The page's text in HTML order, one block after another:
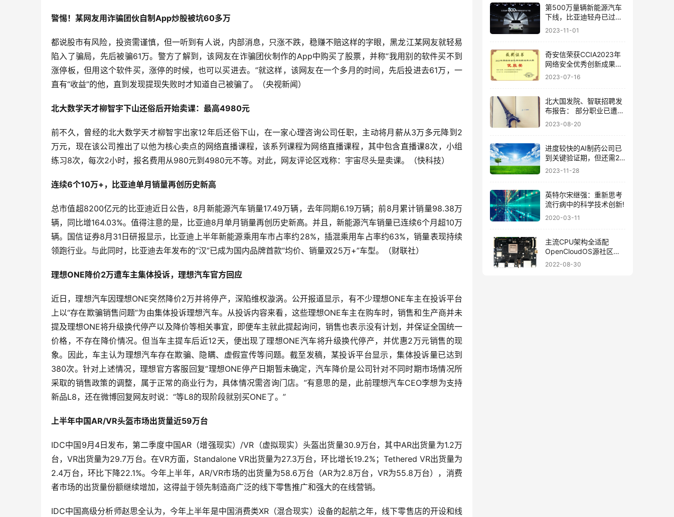
警惕！某网友用诈骗团伙自制App炒股被坑60多万
都说股市有风险，投资需谨慎，但一听到有人说，内部消息，只涨不跌，稳赚不赔这样的字眼，黑龙江某网友就轻易
陷入了骗局，先后被骗61万。警方了解到，该网友在诈骗团伙制作的App中购买了股票，并称“我用别的软件买不到
涨停板，但用这个软件买，涨停的时候，也可以买进去。”就这样，该网友在一个多月的时间，先后投进去61万，一
直有“收益”的他，直到发现提现失败时才知道自己被骗了。（央视新闻）
北大数学天才柳智宇下山还俗后开始卖课：最高4980元
前不久，曾经的北大数学天才柳智宇出家12年后还俗下山，在一家心理咨询公司任职，主动将月薪从3万多元降到2
万元，现在该公司推出了以他为核心卖点的网络直播课程，该系列课程为网络直播课程，其中包含直播课8次，小组
练习8次，每次2小时，报名费用从980元到4980元不等。对此，网友评论区戏称：宇宙尽头是卖课。（快科技）
连续6个10万+，比亚迪单月销量再创历史新高
总市值超8200亿元的比亚迪近日公告，8月新能源汽车销量17.49万辆，去年同期6.19万辆；前8月累计销量98.38万
辆，同比增164.03%。值得注意的是，比亚迪8月单月销量再创历史新高。并且，新能源汽车销量已连续6个月超10万
辆。国信证券8月31日研报显示，比亚迪上半年新能源乘用车市占率约28%，插混乘用车占率约63%，销量表现持续
领跑行业。与此同时，比亚迪去年发布的“汉”已成为国内品牌首款“均价、销量双25万+”车型。（财联社）
理想ONE降价2万遭车主集体投诉，理想汽车官方回应
近日，理想汽车因理想ONE突然降价2万并将停产，深陷维权漩涡。公开报道显示，有不少理想ONE车主在投诉平台
上以“存在欺骗销售问题”为由集体投诉理想汽车。从投诉内容来看，这些理想ONE车主在购车时，销售和生产商并未
提及理想ONE将升级换代停产以及降价等相关事宜，即便车主就此提起询问，销售也表示没有计划，并保证全国统一
价格，不存在降价情况。但当车主提车后近12天，便出现了理想ONE汽车将升级换代停产，并优惠2万元销售的现
象。因此，车主认为理想汽车存在欺骗、隐瞒、虚假宣传等问题。截至发稿，某投诉平台显示，集体投诉量已达到
380次。针对上述情况，理想官方客服回复“理想ONE停产日期暂未确定，汽车降价是公司针对不同时期市场情况所
采取的销售政策的调整，属于正常的商业行为，具体情况需咨询门店。”有意思的是，此前理想汽车CEO李想为支持
新品L8，还在微博回复网友时说：“等L8的现阶段就别买ONE了。”
上半年中国AR/VR头盔市场出货量近59万台
IDC中国9月4日发布，第二季度中国AR（增强现实）/VR（虚拟现实）头盔出货量30.9万台，其中AR出货量为1.2万
台，VR出货量为29.7万台。在VR方面，Standalone VR出货量为27.3万台，环比增长19.2%；Tethered VR出货量为
2.4万台，环比下降22.1%。今年上半年，AR/VR市场的出货量为58.6万台（AR为2.8万台，VR为55.8万台），消费
者市场的出货量份额继续增加，这得益于领先制造商广泛的线下零售推广和强大的在线营销。
IDC中国高级分析师赵思全认为，今年上半年是中国消费类XR（混合现实）设备的起航之年，线下零售店的开设和线
第500万量辆新能源汽车
下线，比亚迪轻舟已过万
重山
2023-11-01
奇安信荣获CCIA2023年
网络安全优秀创新成果大
赛两项优胜奖
2023-07-16
北大国发院、智联招聘发
布报告： 部分职业已遭遇
AI大模型冲击
2023-08-20
进度较快的AI制药公司已
到关键验证期，但还需2
到5年迈过「死亡谷」
2023-11-28
英特尔宋继强：重新思考
流行病中的科学技术创新!
2020-03-11
主流CPU架构全适配
OpenCloudOS源社区内
核新增RISC-V架构支持
2022-08-30